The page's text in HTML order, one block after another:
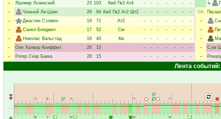
-
Яромир Лозинский 23 103 Км4 Пк3 Ат4 - - - - - -
-
-
Чэньюй Ли-Цзин 26 94 Км3 Пк2 Ат2 Шт2 - - - - - -
-
-
Джастин Сэлмон 19 71 Ат2 - - - - - -
-
-
Санел Бояджич 17 52 См - - - - - -
-
-
Николас Вальстад 16 40 Км - - - - - -
-
-
Оле Халвор Коиффил 26 15 - - - - - -
-
-
Рогер Скар Бакка 28 15 - - - - - - -
↳
GK
-
-
-
-
Сэм
-
Лента событий: